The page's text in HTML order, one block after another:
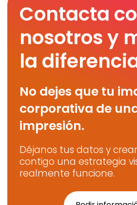
Contacta
nosotros y
la
No dejes que tu
corporativa de
impresión.
Déjanos tus datos y
contigo una estrategia
realmente funcione.